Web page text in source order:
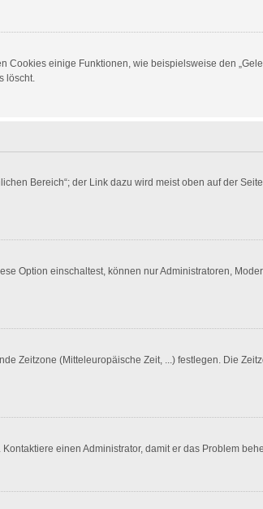
Cookies einige Funktionen, wie beispielsweise den
löscht.
Bereich“; der Link dazu wird meist oben auf der
Option einschaltest, können nur Administratoren,
Zeitzone (Mitteleuropäische Zeit, ...) festlegen. Die
einen Administrator, damit er das Problem